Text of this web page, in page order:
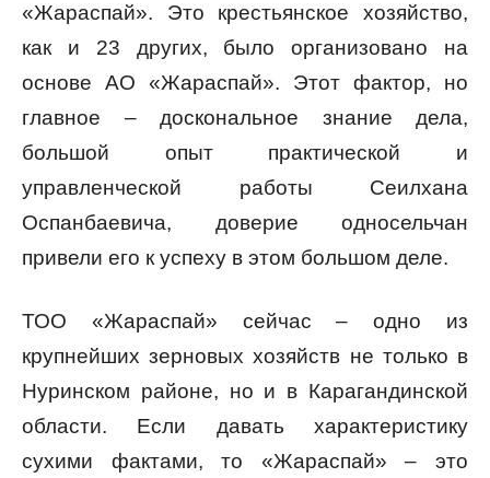
«Жараспай». Это крестьянское хозяйство,
как и 23 других, было организовано на
основе АО «Жараспай». Этот фактор, но
главное – доскональное знание дела,
большой опыт практической и
управленческой работы Сеилхана
Оспанбаевича, доверие односельчан
привели его к успеху в этом большом деле.
ТОО «Жараспай» сейчас – одно из
крупнейших зерновых хозяйств не только в
Нуринском районе, но и в Карагандинской
области. Если давать характеристику
сухими фактами, то «Жараспай» – это